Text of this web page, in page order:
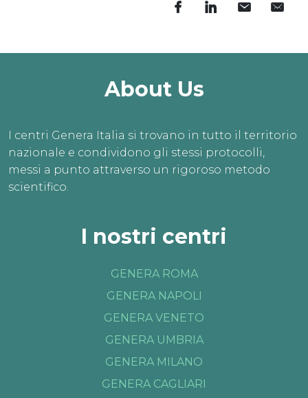
About Us
I centri Genera Italia si trovano in tutto il territorio
nazionale e condividono gli stessi protocolli,
messi a punto attraverso un rigoroso metodo
scientifico.
I nostri centri
GENERA ROMA
GENERA NAPOLI
GENERA VENETO
GENERA UMBRIA
GENERA MILANO
GENERA CAGLIARI